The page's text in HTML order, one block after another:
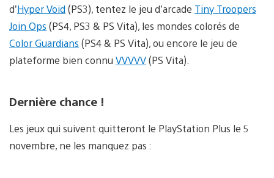
d’Hyper Void (PS3), tentez le jeu d’arcade Tiny Troopers
Join Ops (PS4, PS3 & PS Vita), les mondes colorés de
Color Guardians (PS4 & PS Vita), ou encore le jeu de
plateforme bien connu VVVVV(PS Vita).
Dernière chance !
Les jeux qui suivent quitteront le PlayStation Plus le 5
novembre, ne les manquez pas :